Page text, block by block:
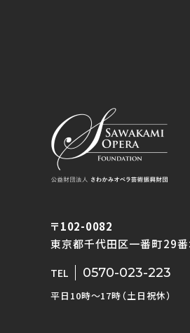
〒102-0082
東京都千代田区一番町29
TEL 0570-023-223
平日10時〜17時（土日祝休）